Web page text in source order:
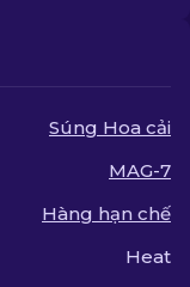
Súng Hoa cải
MAG-7
Hàng hạn chế
Heat